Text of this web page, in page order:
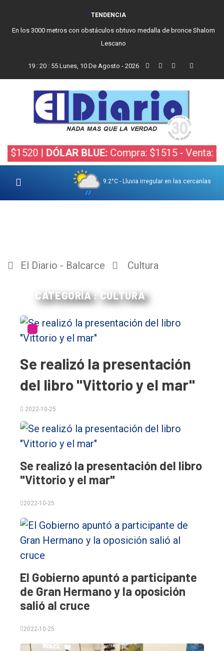
TENDENCIA
Jonatan Dipierro correrá el Mundial UCI Marathon MTB en Italia
19 : 20 : 56 Lunes, 10 De Agosto - 2026
|DÓLAR BLUE:Compra: $1515 - Venta: $1535 |
9.2°C - Lluvia irregular en las cercanías
El
único
Balcarce
Inicio
Tendencia
El Diario - Balcarce Cultura
CATEGORÍA : CULTURA
Se realizó la presentación
del libro "Vittorio y el mar"
2022-10-25
Se realizó la presentación del libro
"Vittorio y el mar"
2022-10-25
El Gobierno apuntó a participante
de Gran Hermano y la oposición
salió al cruce
2022-10-25